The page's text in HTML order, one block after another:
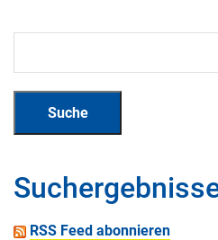
RSS Feed abonnieren